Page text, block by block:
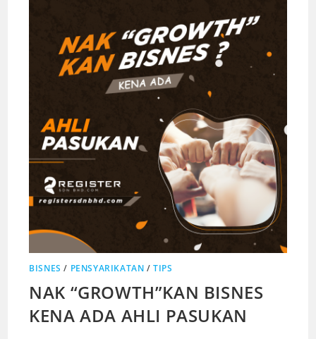
BISNES / PENSYARIKATAN /TIPS
NAK “GROWTH”KAN BISNES
KENA ADA AHLI PASUKAN